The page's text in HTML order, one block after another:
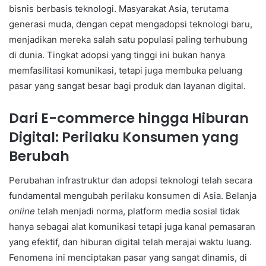
bisnis berbasis teknologi. Masyarakat Asia, terutama
generasi muda, dengan cepat mengadopsi teknologi baru,
menjadikan mereka salah satu populasi paling terhubung
di dunia. Tingkat adopsi yang tinggi ini bukan hanya
memfasilitasi komunikasi, tetapi juga membuka peluang
pasar yang sangat besar bagi produk dan layanan digital.
Dari E-commerce hingga Hiburan
Digital: Perilaku Konsumen yang
Berubah
Perubahan infrastruktur dan adopsi teknologi telah secara
fundamental mengubah perilaku konsumen di Asia. Belanja
online telah menjadi norma, platform media sosial tidak
hanya sebagai alat komunikasi tetapi juga kanal pemasaran
yang efektif, dan hiburan digital telah merajai waktu luang.
Fenomena ini menciptakan pasar yang sangat dinamis, di